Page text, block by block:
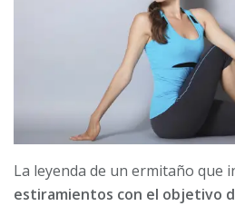
La leyenda de un ermitaño que
estiramientos con el objetivo